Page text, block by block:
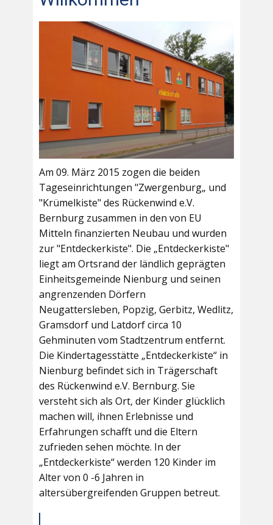
Am 09. März 2015 zogen die beiden
Tageseinrichtungen "Zwergenburg„ und
"Krümelkiste" des Rückenwind e.V.
Bernburg zusammen in den von EU
Mitteln finanzierten Neubau und wurden
zur "Entdeckerkiste". Die „Entdeckerkiste"
liegt am Ortsrand der ländlich geprägten
Einheitsgemeinde Nienburg und seinen
angrenzenden Dörfern
Neugattersleben, Popzig, Gerbitz, Wedlitz,
Gramsdorf und Latdorf circa 10
Gehminuten vom Stadtzentrum entfernt.
Die Kindertagesstätte „Entdeckerkiste“ in
Nienburg befindet sich in Trägerschaft
des Rückenwind e.V. Bernburg. Sie
versteht sich als Ort, der Kinder glücklich
machen will, ihnen Erlebnisse und
Erfahrungen schafft und die Eltern
zufrieden sehen möchte. In der
„Entdeckerkiste“ werden 120 Kinder im
Alter von 0 -6 Jahren in
altersübergreifenden Gruppen betreut.